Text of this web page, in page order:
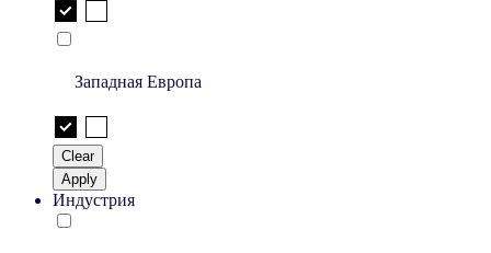
Западная Европа
Clear
Apply
Индустрия